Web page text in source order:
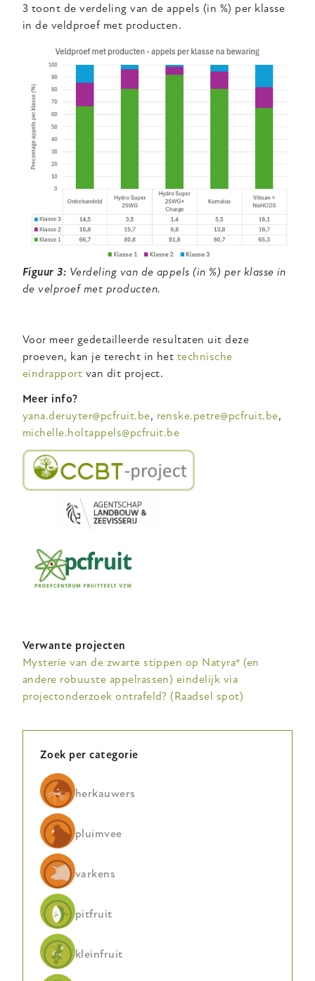
3 toont de verdeling van de appels (in %) per klasse
in de veldproef met producten.
Figuur 3: Verdeling van de appels (in %) per klasse in
de velproef met producten.
Voor meer gedetailleerde resultaten uit deze
proeven, kan je terecht in het technische
eindrapport van dit project.
Meer info?
yana.deruyter@pcfruit.be, renske.petre@pcfruit.be,
michelle.holtappels@pcfruit.be
Verwante projecten
Mysterie van de zwarte stippen op Natyra® (en
andere robuuste appelrassen) eindelijk via
projectonderzoek ontrafeld? (Raadsel spot)
Zoek per categorie
herkauwers
pluimvee
varkens
pitfruit
kleinfruit